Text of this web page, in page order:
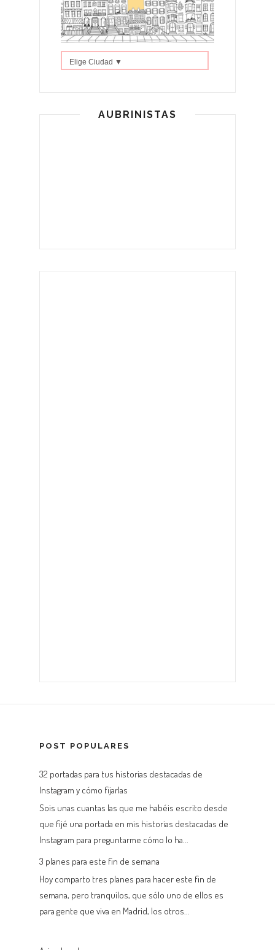
Elige Ciudad ▼
AUBRINISTAS
POST POPULARES
32 portadas para tus historias destacadas de
Instagram y cómo fijarlas
Sois unas cuantas las que me habéis escrito desde
que fijé una portada en mis historias destacadas de
Instagram para preguntarme cómo lo ha...
3 planes para este fin de semana
Hoy comparto tres planes para hacer este fin de
semana, pero tranquilos, que sólo uno de ellos es
para gente que viva en Madrid, los otros...